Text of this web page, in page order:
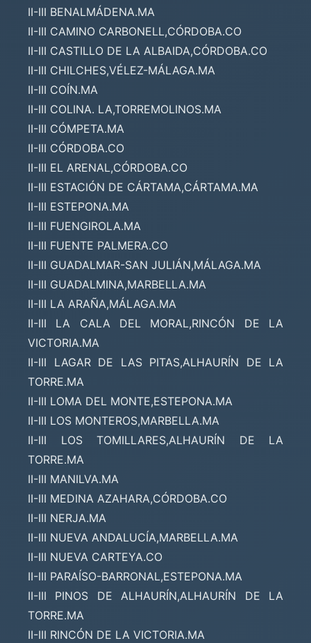
II-III BENALMÁDENA.MA
II-III CAMINO CARBONELL,CÓRDOBA.CO
II-III CASTILLO DE LA ALBAIDA,CÓRDOBA.CO
II-III CHILCHES,VÉLEZ-MÁLAGA.MA
II-III COÍN.MA
II-III COLINA. LA,TORREMOLINOS.MA
II-III CÓMPETA.MA
II-III CÓRDOBA.CO
II-III EL ARENAL,CÓRDOBA.CO
II-III ESTACIÓN DE CÁRTAMA,CÁRTAMA.MA
II-III ESTEPONA.MA
II-III FUENGIROLA.MA
II-III FUENTE PALMERA.CO
II-III GUADALMAR-SAN JULIÁN,MÁLAGA.MA
II-III GUADALMINA,MARBELLA.MA
II-III LA ARAÑA,MÁLAGA.MA
II-III LA CALA DEL MORAL,RINCÓN DE LA
VICTORIA.MA
II-III LAGAR DE LAS PITAS,ALHAURÍN DE LA
TORRE.MA
II-III LOMA DEL MONTE,ESTEPONA.MA
II-III LOS MONTEROS,MARBELLA.MA
II-III LOS TOMILLARES,ALHAURÍN DE LA
TORRE.MA
II-III MANILVA.MA
II-III MEDINA AZAHARA,CÓRDOBA.CO
II-III NERJA.MA
II-III NUEVA ANDALUCÍA,MARBELLA.MA
II-III NUEVA CARTEYA.CO
II-III PARAÍSO-BARRONAL,ESTEPONA.MA
II-III PINOS DE ALHAURÍN,ALHAURÍN DE LA
TORRE.MA
II-III RINCÓN DE LA VICTORIA.MA